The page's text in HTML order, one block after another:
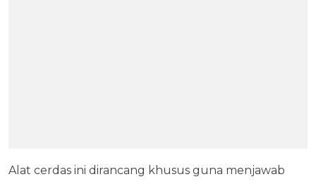
Alat cerdas ini dirancang khusus guna menjawab